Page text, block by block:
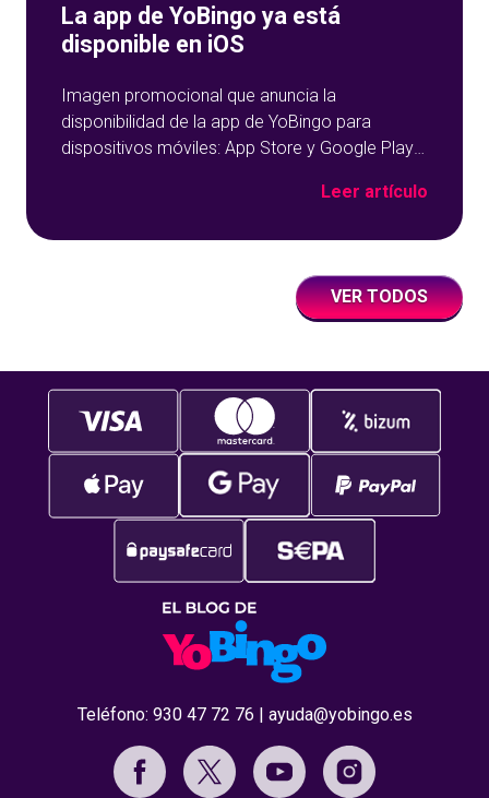
La app de YoBingo ya está
disponible en iOS
Imagen promocional que anuncia la
disponibilidad de la app de YoBingo para
dispositivos móviles: App Store y Google Play
Leer artículo
VER TODOS
Teléfono: 930 47 72 76 ayuda@yobingo.es